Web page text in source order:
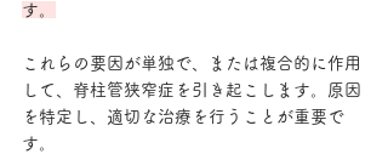
す。
これらの要因が単独で、または複合的に作用
して、脊柱管狭窄症を引き起こします。原因
を特定し、適切な治療を行うことが重要で
す。